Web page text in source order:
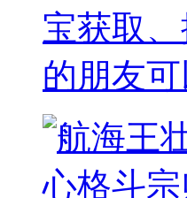
宝获取
的朋友